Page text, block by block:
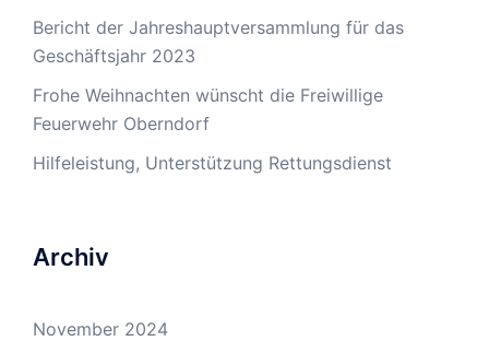
Bericht der Jahreshauptversammlung für das
Geschäftsjahr 2023
Frohe Weihnachten wünscht die Freiwillige
Feuerwehr Oberndorf
Hilfeleistung, Unterstützung Rettungsdienst
Archiv
November 2024